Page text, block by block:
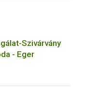
Szivárvány
- Eger